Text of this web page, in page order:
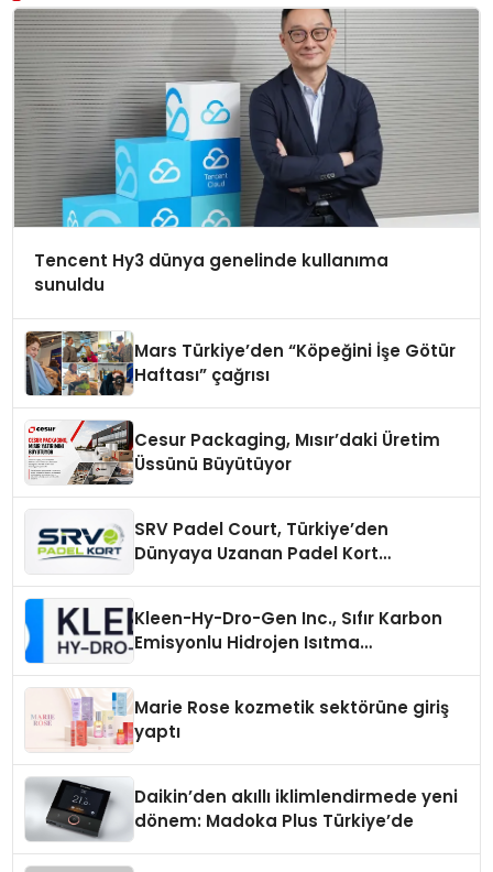
Tencent Hy3 dünya genelinde kullanıma
sunuldu
Mars Türkiye’den “Köpeğini İşe Götür
Haftası” çağrısı
Cesur Packaging, Mısır’daki Üretim
Üssünü Büyütüyor
SRV Padel Court, Türkiye’den
Dünyaya Uzanan Padel Kort
Kleen-Hy-Dro-Gen Inc., Sıfır Karbon
Emisyonlu Hidrojen Isıtma
Marie Rose kozmetik sektörüne giriş
yaptı
Daikin’den akıllı iklimlendirmede yeni
dönem: Madoka Plus Türkiye’de